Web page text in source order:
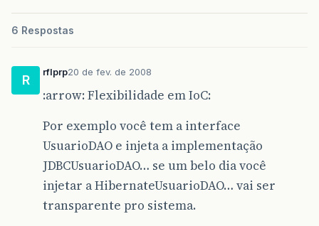
6 Respostas
R
rflprp20 de fev. de 2008
:arrow: Flexibilidade em IoC:
Por exemplo você tem a interface
UsuarioDAO e injeta a implementação
JDBCUsuarioDAO… se um belo dia você
injetar a HibernateUsuarioDAO… vai ser
transparente pro sistema.